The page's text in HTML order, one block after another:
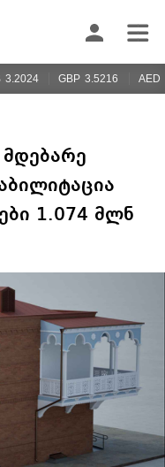
3.2024 GBP 3.5216 AED
1.074 მლნ